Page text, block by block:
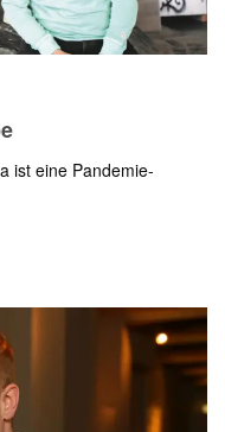
ist eine Pandemie-